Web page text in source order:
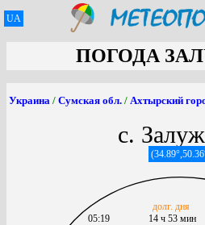
UA
ПОГОДА
Украина / Сумская обл. / Ахтырский
с.
05:19
14 ч 53 мин
долг. дня